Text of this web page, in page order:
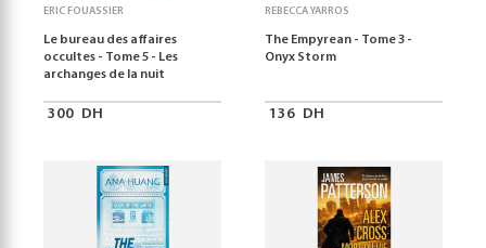
ERIC FOUASSIER
Le bureau des affaires
occultes - Tome 5 - Les
archanges de la nuit
300 DH
REBECCA YARROS
The Empyrean - Tome 3 -
Onyx Storm
136 DH